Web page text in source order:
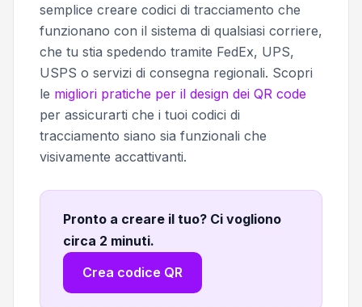
semplice creare codici di tracciamento che
funzionano con il sistema di qualsiasi corriere,
che tu stia spedendo tramite FedEx, UPS,
USPS o servizi di consegna regionali. Scopri
le migliori pratiche per il design dei QR code
per assicurarti che i tuoi codici di
tracciamento siano sia funzionali che
visivamente accattivanti.
Pronto a creare il tuo? Ci vogliono
circa 2 minuti.
Crea codice QR